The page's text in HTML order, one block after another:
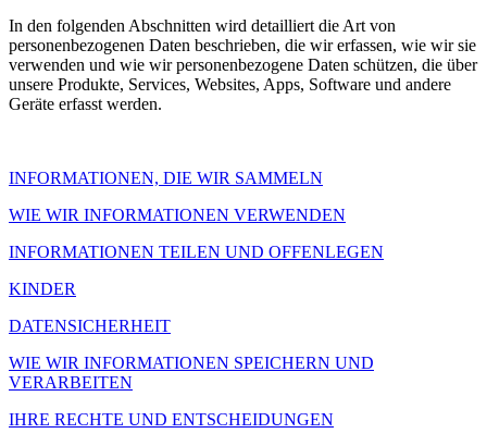
In den folgenden Abschnitten wird detailliert die Art von
personenbezogenen Daten beschrieben, die wir erfassen, wie wir sie
verwenden und wie wir personenbezogene Daten schützen, die über
unsere Produkte, Services, Websites, Apps, Software und andere
Geräte erfasst werden.
INFORMATIONEN, DIE WIR SAMMELN
WIE WIR INFORMATIONEN VERWENDEN
INFORMATIONEN TEILEN UND OFFENLEGEN
KINDER
DATENSICHERHEIT
WIE WIR INFORMATIONEN SPEICHERN UND
VERARBEITEN
IHRE RECHTE UND ENTSCHEIDUNGEN